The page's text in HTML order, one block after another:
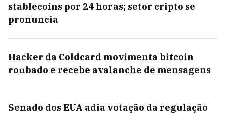
stablecoins por 24 horas; setor cripto se
pronuncia
Hacker da Coldcard movimenta bitcoin
roubado e recebe avalanche de mensagens
Senado dos EUA adia votação da regulação